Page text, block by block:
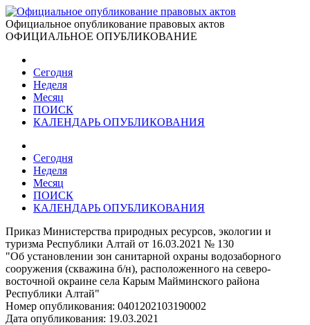
Официальное опубликование правовых актов
ОФИЦИАЛЬНОЕ ОПУБЛИКОВАНИЕ
Сегодня
Неделя
Месяц
ПОИСК
КАЛЕНДАРЬ ОПУБЛИКОВАНИЯ
Сегодня
Неделя
Месяц
ПОИСК
КАЛЕНДАРЬ ОПУБЛИКОВАНИЯ
Приказ Министерства природных ресурсов, экологии и
туризма Республики Алтай от 16.03.2021 № 130
"Об установлении зон санитарной охраны водозаборного
сооружения (скважина б/н), расположенного на северо-
восточной окраине села Карым Майминского района
Республики Алтай"
Номер опубликования: 0401202103190002
Дата опубликования: 19.03.2021